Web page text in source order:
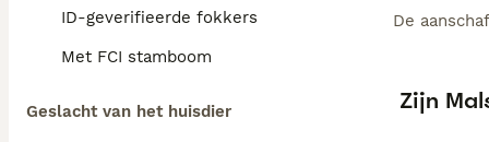
ID-geverifieerde fokkers
Met FCI stamboom
Geslacht van het huisdier
De
Zijn